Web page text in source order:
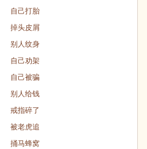
自己打胎
掉头皮屑
别人纹身
自己劝架
自己被骗
别人给钱
戒指碎了
被老虎追
捅马蜂窝